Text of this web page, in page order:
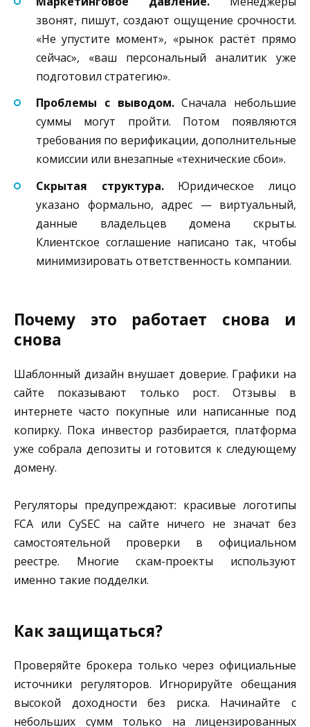
звонят, пишут, создают ощущение срочности.
«Не упустите момент», «рынок растёт прямо
сейчас», «ваш персональный аналитик уже
подготовил стратегию».
Проблемы с выводом.Сначала небольшие
суммы могут пройти. Потом появляются
требования по верификации, дополнительные
комиссии или внезапные «технические сбои».
Скрытая структура.Юридическое лицо
указано формально, адрес — виртуальный,
данные владельцев домена скрыты.
Клиентское соглашение написано так, чтобы
минимизировать ответственность компании.
Почему это работает снова и
снова
Шаблонный дизайн внушает доверие. Графики на
сайте показывают только рост. Отзывы в
интернете часто покупные или написанные под
копирку. Пока инвестор разбирается, платформа
уже собрала депозиты и готовится к следующему
домену.
Регуляторы предупреждают: красивые логотипы
FCA или CySEC на сайте ничего не значат без
самостоятельной проверки в официальном
реестре. Многие скам-проекты используют
именно такие подделки.
Как защищаться?
Проверяйте брокера только через официальные
источники регуляторов. Игнорируйте обещания
высокой доходности без риска. Начинайте с
небольших сумм только на лицензированных